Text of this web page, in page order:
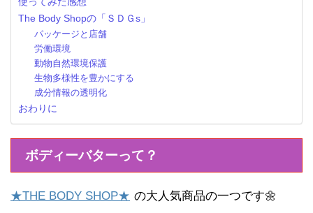
The Body Shopの「ＳＤＧs」
パッケージと店舗
労働環境
動物自然環境保護
生物多様性を豊かにする
成分情報の透明化
おわりに
ボディーバターって？
★THE BODY SHOP★ の大人気商品の一つです🌼